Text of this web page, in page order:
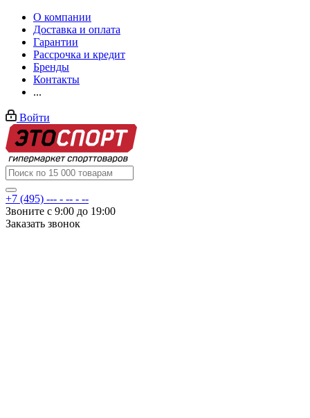
О компании
Доставка и оплата
Гарантии
Рассрочка и кредит
Бренды
Контакты
...
Войти
+7 (495) --- - -- - --
Звоните с 9:00 до 19:00
Заказать звонок